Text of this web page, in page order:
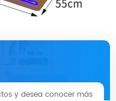
y desea conocer más